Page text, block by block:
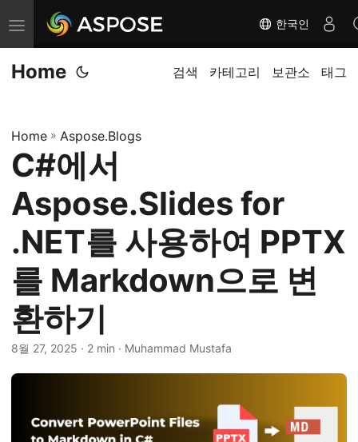
탐
색
전
한국인
Home 검색 카테고리 보관소 태그
Home » Aspose.Blogs
C#에서
Aspose.Slides for
.NET를 사용하여 PPTX
를 Markdown으로 변
환하기
8월 27, 2025 · 2 min · Muhammad Mustafa